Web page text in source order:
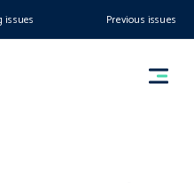
issues Previous issues